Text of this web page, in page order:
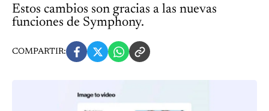
Estos cambios son gracias a las nuevas
funciones de Symphony.
COMPARTIR: